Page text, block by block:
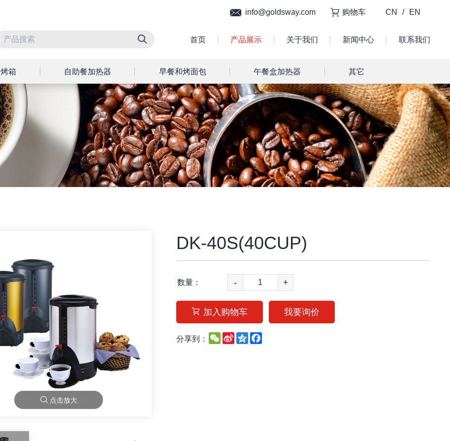
首页 产品展示 关于我们 新闻中心 联系我们
info@goldsway.com 购物车 CN / EN
烤箱 自助餐加热器 早餐和烤面包 午餐盒加热器 其它
点击放大
DK-40S(40CUP)
数量： - +
加入购物车 我要询价
分享到： WeChat
Sina
Weibo
QzoneFacebook